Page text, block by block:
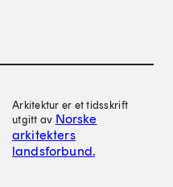
Arkitektur er et tidsskrift
utgitt av Norske
arkitekters
landsforbund.